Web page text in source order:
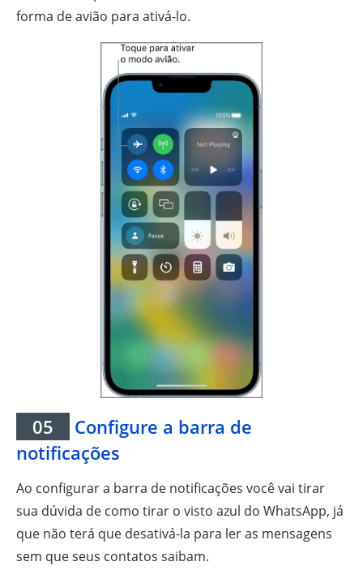
forma de avião para ativá-lo.
05
Configure a barra de
notificações
Ao configurar a barra de notificações você vai tirar
sua dúvida de como tirar o visto azul do WhatsApp, já
que não terá que desativá-la para ler as mensagens
sem que seus contatos saibam.